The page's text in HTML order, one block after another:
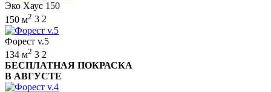
Эко Хаус 150
150 м2 3 2
Форест v.5
134 м2 3 2
БЕСПЛАТНАЯ ПОКРАСКА
В АВГУСТЕ